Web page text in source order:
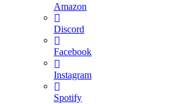
Amazon
Discord
Facebook
Instagram
Spotify